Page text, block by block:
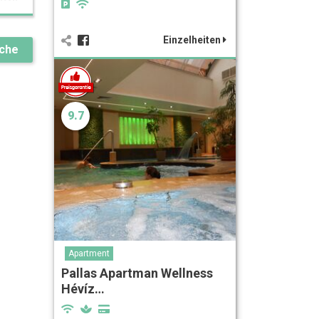
Einzelheiten
9.7
Apartment
Pallas Apartman Wellness
Hévíz…